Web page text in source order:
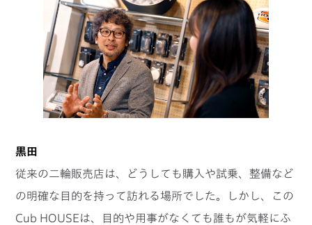
黒田
従来の二輪販売店は、どうしても購入や試乗、整備など
の明確な目的を持って訪れる場所でした。しかし、この
Cub HOUSEは、目的や用事がなくても誰もが気軽にふ